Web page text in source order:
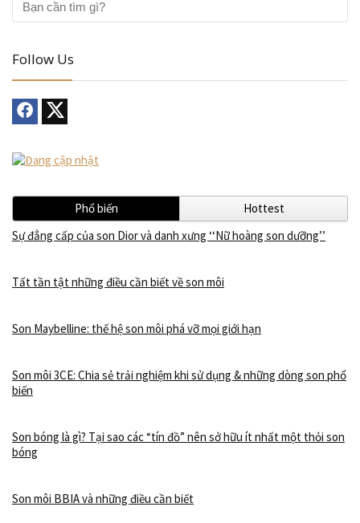
Follow Us
Phổ biến
Hottest
Sự đẳng cấp của son Dior và danh xưng ‘‘Nữ hoàng son dưỡng’’
Tất tần tật những điều cần biết về son môi
Son Maybelline: thế hệ son môi phá vỡ mọi giới hạn
Son môi 3CE: Chia sẻ trải nghiệm khi sử dụng & những dòng son phổ
biến
Son bóng là gì? Tại sao các “tín đồ” nên sở hữu ít nhất một thỏi son
bóng
Son môi BBIA và những điều cần biết